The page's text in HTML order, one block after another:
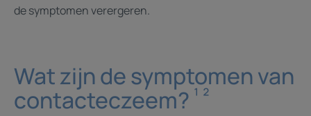
de symptomen verergeren.
Wat zijn de symptomen van
contacteczeem? ¹ ²